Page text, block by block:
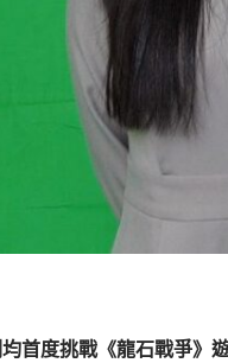
首度挑戰《龍石戰爭